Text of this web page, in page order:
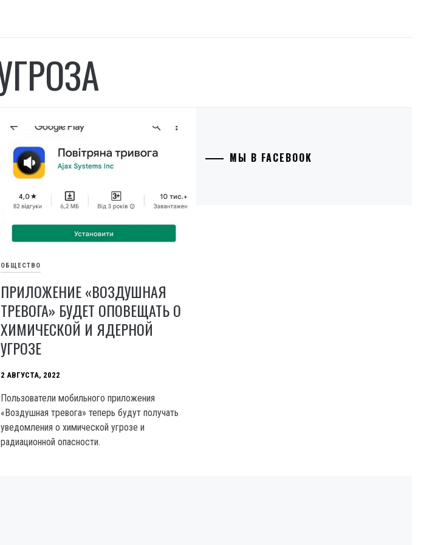
ОБЩЕСТВО
ПРИЛОЖЕНИЕ «ВОЗДУШНАЯ
ТРЕВОГА» БУДЕТ ОПОВЕЩАТЬ О
ХИМИЧЕСКОЙ И ЯДЕРНОЙ
УГРОЗЕ
2 АВГУСТА, 2022
Пользователи мобильного приложения
«Воздушная тревога» теперь будут получать
уведомления о химической угрозе и
радиационной опасности.
МЫ В FACEBOOK